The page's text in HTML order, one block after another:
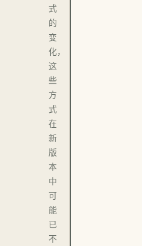
式
的
变
化，
这
些
方
式
在
新
版
本
中
可
能
已
不